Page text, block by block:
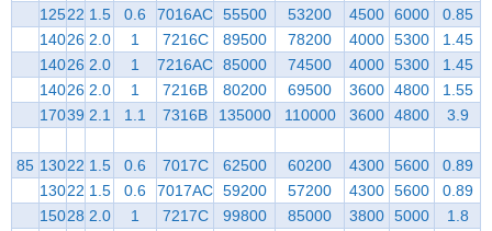
12522 1.5 0.6 7016AC 55500 53200 4500 6000
0.85
14026 2.0 1 7216C 89500 78200 4000 5300
1.45
14026 2.0 1 7216AC 85000 74500 4000 5300
1.45
14026 2.0 1 7216B 80200 69500 3600 4800
1.55
17039 2.1 1.1 7316B 135000 110000 3600 4800 3.9
85 13022 1.5 0.6 7017C 62500 60200 4300 5600
0.89
13022 1.5 0.6 7017AC 59200 57200 4300 5600
0.89
15028 2.0 1 7217C 99800 85000 3800 5000
1.8